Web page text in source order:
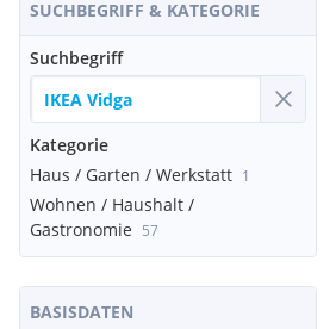
SUCHBEGRIFF & KATEGORIE
Suchbegriff
Kategorie
Haus / Garten / Werkstatt 1
Wohnen / Haushalt /
Gastronomie 57
BASISDATEN